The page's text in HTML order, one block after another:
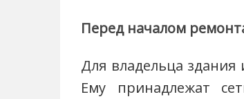
Перед началом
Для владельца
Ему принадлежат